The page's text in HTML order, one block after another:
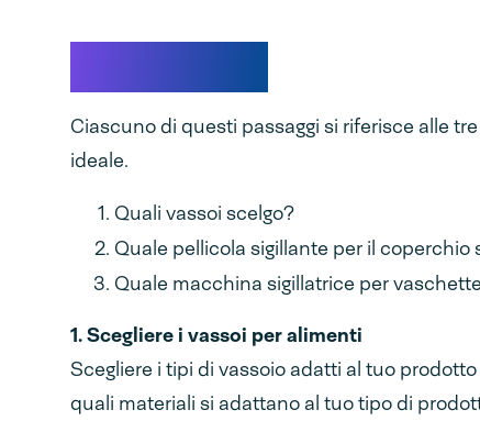
Ciascuno di questi passaggi si riferisce alle
ideale.
Quali vassoi scelgo?
Quale pellicola sigillante per il coperchio
Quale macchina sigillatrice per
1. Scegliere i vassoi per alimenti
Scegliere i tipi di vassoio adatti al tuo
quali materiali si adattano al tuo tipo di